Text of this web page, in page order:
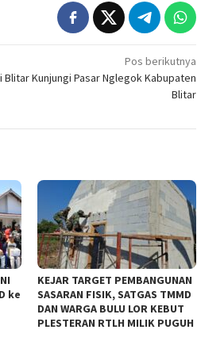
Pos berikutnya
Blitar Kunjungi Pasar Nglegok Kabupaten
Blitar
ke
KEJAR TARGET PEMBANGUNAN
SASARAN FISIK, SATGAS TMMD
DAN WARGA BULU LOR KEBUT
PLESTERAN RTLH MILIK PUGUH